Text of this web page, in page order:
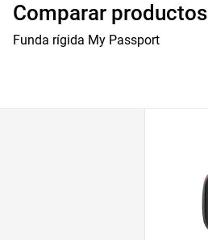
Comparar productos
Funda rígida My Passport